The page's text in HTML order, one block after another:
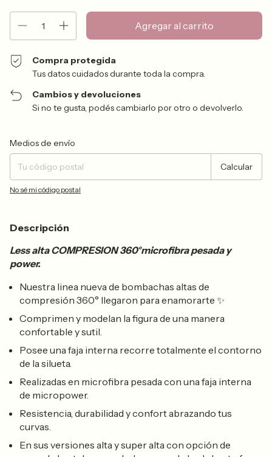
Compra protegida
Tus datos cuidados durante toda la compra.
Cambios y devoluciones
Si no te gusta, podés cambiarlo por otro o devolverlo.
Entregas para el CP:
Medios de envío
Calcular
No sé mi código postal
Descripción
Less alta COMPRESION 360°microfibra pesada y
power.
Nuestra linea nueva de bombachas altas de
compresión 360° llegaron para enamorarte ✨
Comprimen y modelan la figura de una manera
confortable y sutil.
Posee una faja interna recorre totalmente el contorno
de la silueta.
Realizadas en microfibra pesada con una faja interna
de micropower.
Resistencia, durabilidad y confort abrazando tus
curvas.
En sus versiones alta y super alta con opción de